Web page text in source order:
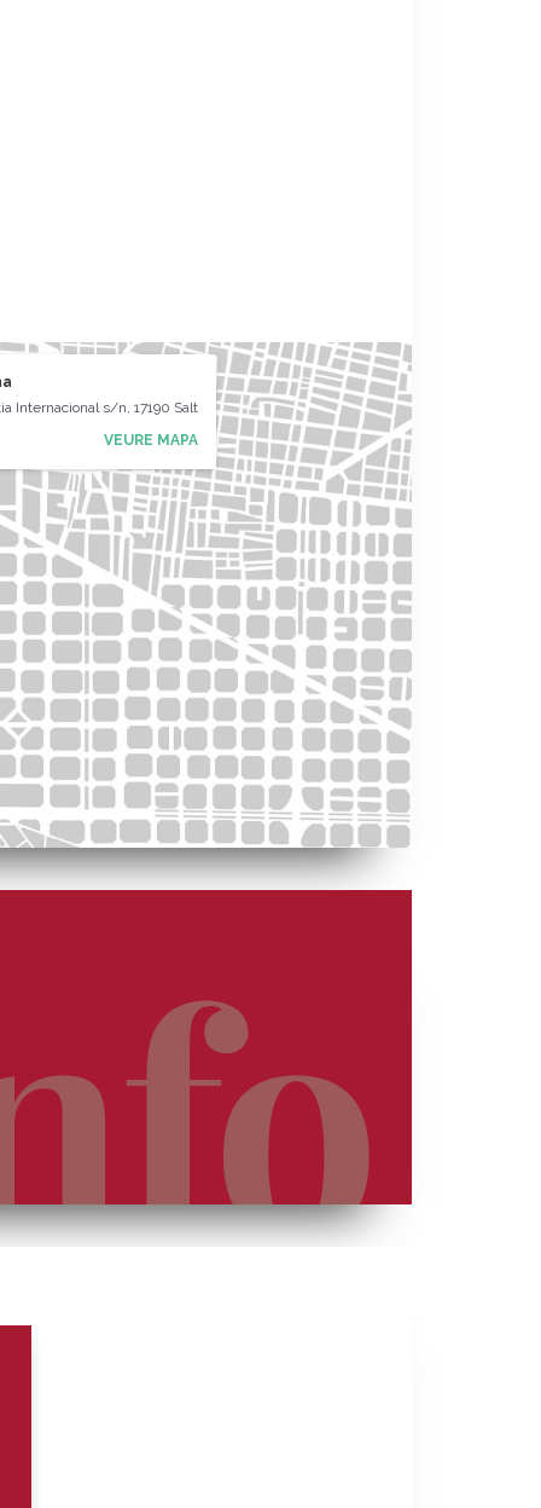
Internacional s/n, 17190 Salt
VEURE MAPA